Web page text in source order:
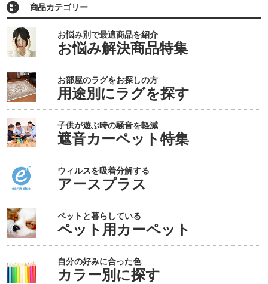
商品カテゴリー
お悩み別で最適商品を紹介
お悩み解決商品特集
お部屋のラグをお探しの方
用途別にラグを探す
子供が遊ぶ時の騒音を軽減
遮音カーペット特集
ウィルスを吸着分解する
アースプラス
ペットと暮らしている
ペット用カーペット
自分の好みに合った色
カラー別に探す